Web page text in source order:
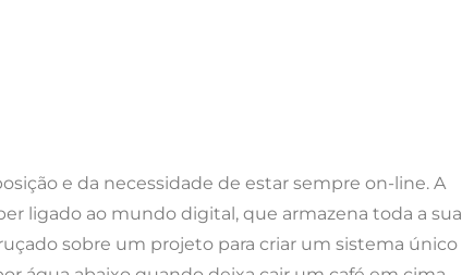
e da necessidade de estar sempre on-line. A
ligado ao mundo digital, que armazena toda a sua
sobre um projeto para criar um sistema único